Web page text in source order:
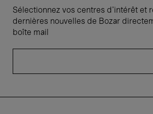
Sélectionnez vos centres d'intérêt et
dernières nouvelles de Bozar
boîte mail